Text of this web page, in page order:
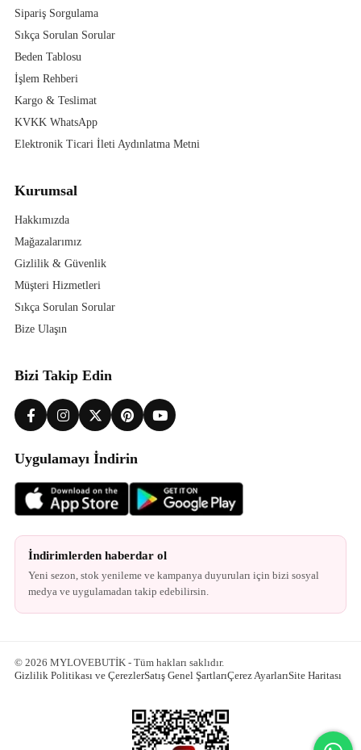
Sipariş Sorgulama
Sıkça Sorulan Sorular
Beden Tablosu
İşlem Rehberi
Kargo & Teslimat
KVKK WhatsApp
Elektronik Ticari İleti Aydınlatma Metni
Kurumsal
Hakkımızda
Mağazalarımız
Gizlilik & Güvenlik
Müşteri Hizmetleri
Sıkça Sorulan Sorular
Bize Ulaşın
Bizi Takip Edin
Uygulamayı İndirin
İndirimlerden haberdar ol
Yeni sezon, stok yenileme ve kampanya duyuruları için bizi sosyal
medya ve uygulamadan takip edebilirsin.
© 2026 MYLOVEBUTİK - Tüm hakları saklıdır.
Gizlilik Politikası ve ÇerezlerSatış Genel ŞartlarıÇerez AyarlarıSite Haritası